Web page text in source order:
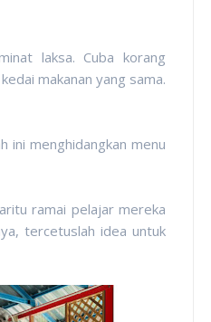
laksa. Cuba korang
makanan yang sama.
ini menghidangkan menu
ramai pelajar mereka
tercetuslah idea untuk